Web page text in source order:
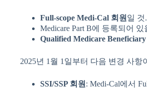
Full-scope Medi-Cal 회원 일 것.
Medicare Part B에 등록되어 있
Qualified Medicare
2025년 1월 1일부터 다음 변경 사항
SSI/SSP 회원 : Medi-Cal에서